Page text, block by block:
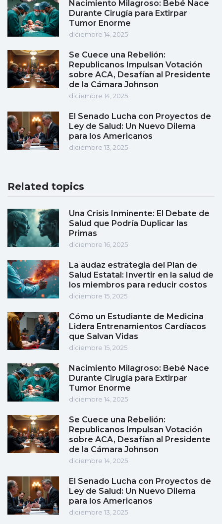
Nacimiento Milagroso: Bebé Nace
Durante Cirugía para Extirpar
Tumor Enorme
diciembre 14, 2025
Se Cuece una Rebelión:
Republicanos Impulsan Votación
sobre ACA, Desafían al Presidente
de la Cámara Johnson
diciembre 14, 2025
El Senado Lucha con Proyectos de
Ley de Salud: Un Nuevo Dilema
para los Americanos
diciembre 13, 2025
Related topics
Una Crisis Inminente: El Debate de
Salud que Podría Duplicar las
Primas
diciembre 16, 2025
La audaz estrategia del Plan de
Salud Estatal: Invertir en la salud de
los miembros para reducir costos
diciembre 15, 2025
Cómo un Estudiante de Medicina
Lidera Entrenamientos Cardíacos
que Salvan Vidas
diciembre 15, 2025
Nacimiento Milagroso: Bebé Nace
Durante Cirugía para Extirpar
Tumor Enorme
diciembre 14, 2025
Se Cuece una Rebelión:
Republicanos Impulsan Votación
sobre ACA, Desafían al Presidente
de la Cámara Johnson
diciembre 14, 2025
El Senado Lucha con Proyectos de
Ley de Salud: Un Nuevo Dilema
para los Americanos
diciembre 13, 2025